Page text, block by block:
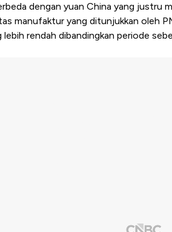
dengan yuan China yang justru
manufaktur yang ditunjukkan oleh
lebih rendah dibandingkan periode